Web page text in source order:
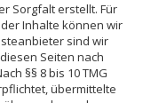
Sorgfalt erstellt. Für
Inhalte können wir
sind wir
Seiten nach
§§ 8 bis 10 TMG
übermittelte